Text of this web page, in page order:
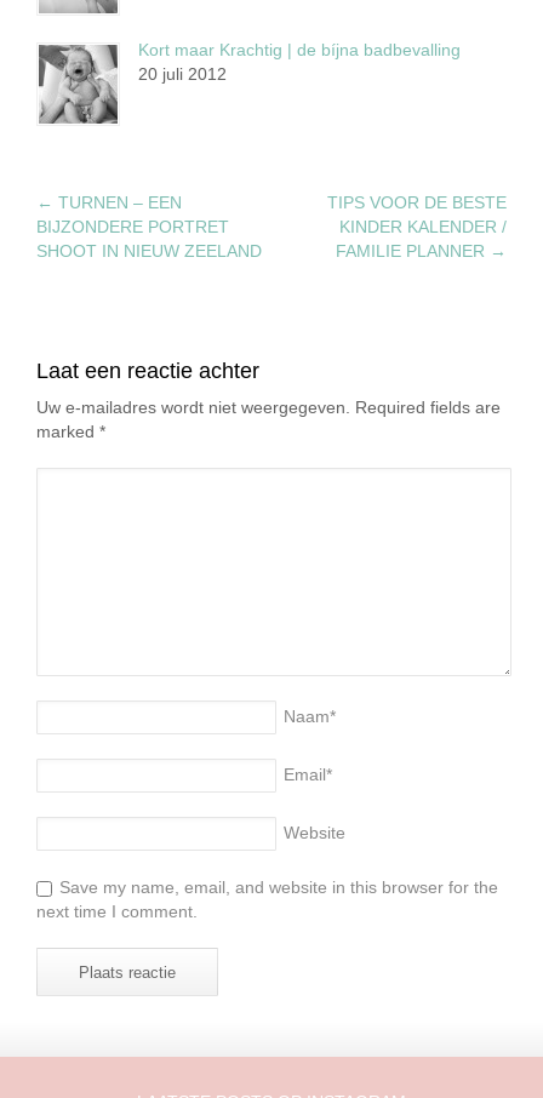
Kort maar Krachtig | de bíjna badbevalling
20 juli 2012
← TURNEN – EEN
BIJZONDERE PORTRET
SHOOT IN NIEUW ZEELAND
TIPS VOOR DE BESTE
KINDER KALENDER /
FAMILIE PLANNER →
Laat een reactie achter
Uw e-mailadres wordt niet weergegeven. Required fields are
marked *
Naam*
Email*
Website
Save my name, email, and website in this browser for the
next time I comment.